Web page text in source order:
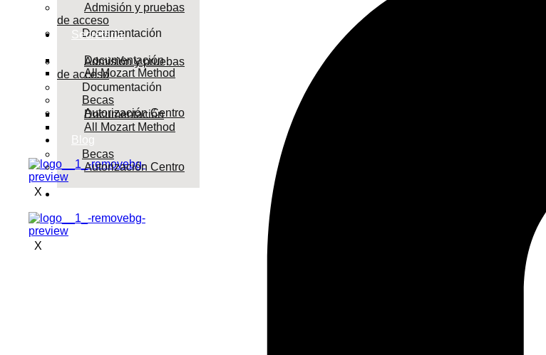
Admisión y pruebas
de acceso
Documentación
Documentación
All Mozart Method
Becas
Autorización Centro
Blog
X
Secretaría
Admisión y pruebas
de acceso
Documentación
Documentación
All Mozart Method
Becas
Autorización Centro
X